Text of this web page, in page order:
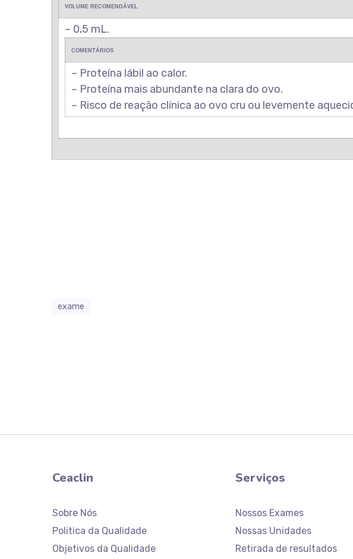
VOLUME RECOMENDÁVEL
– 0,5 mL.
COMENTÁRIOS
– Proteína lábil ao calor.
– Proteína mais abundante na clara do ovo.
– Risco de reação clínica ao ovo cru ou levemente
exame
Ceaclin
Sobre Nós
Politica da Qualidade
Objetivos da Qualidade
Serviços
Nossos Exames
Nossas Unidades
Retirada de resultados